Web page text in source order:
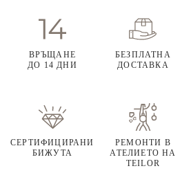
ВРЪЩАНЕ
ДО 14 ДНИ
БЕЗПЛАТНА
ДОСТАВКА
СЕРТИФИЦИРАНИ
БИЖУТА
РЕМОНТИ В
АТЕЛИЕТО НА
TEILOR